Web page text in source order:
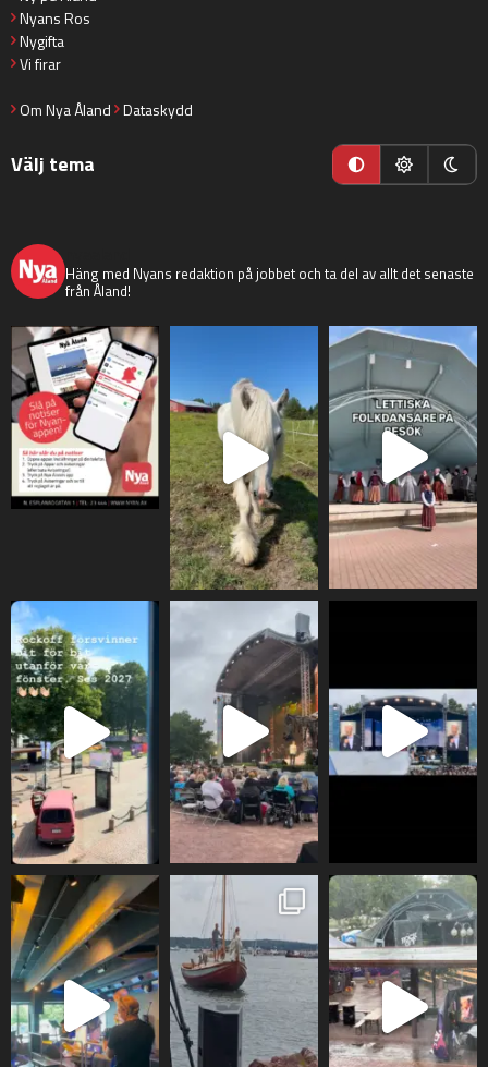
Nyans Ros
Nygifta
Vi firar
Om Nya Åland Dataskydd
Välj tema
Häng med Nyans redaktion på jobbet och ta del av allt det senaste
från Åland!